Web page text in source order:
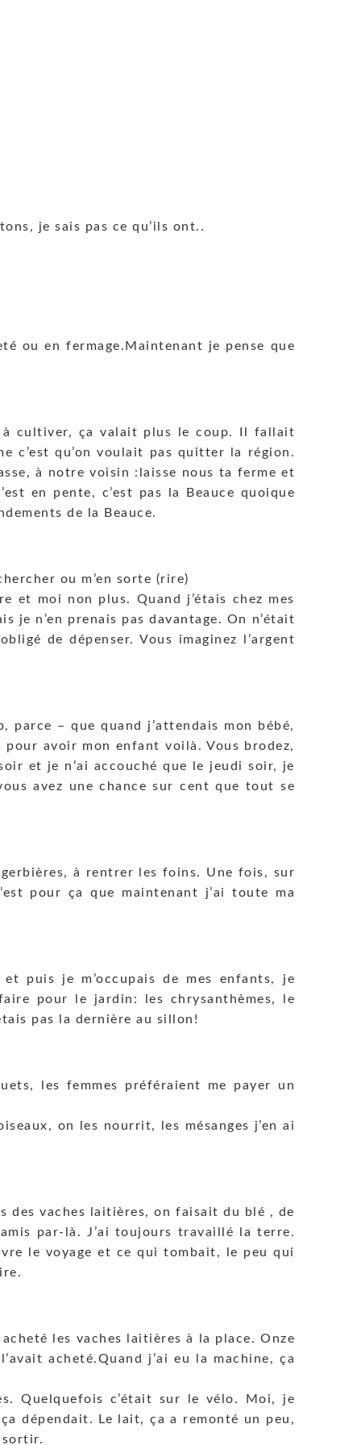
je sais pas ce qu’ils ont..
ou en fermage.Maintenant je pense que
à cultiver, ça valait plus le coup. Il fallait
qu’on voulait pas quitter la région.
à notre voisin :laisse nous ta ferme et
en pente, c’est pas la Beauce quoique
de la Beauce.
ou m’en sorte (rire)
et moi non plus. Quand j’étais chez mes
je n’en prenais pas davantage. On n’était
de dépenser. Vous imaginez l’argent
parce – que quand j’attendais mon bébé,
avoir mon enfant voilà. Vous brodez,
et je n’ai accouché que le jeudi soir, je
avez une chance sur cent que tout se
à rentrer les foins. Une fois, sur
pour ça que maintenant j’ai toute ma
puis je m’occupais de mes enfants, je
pour le jardin: les chrysanthèmes, le
pas la dernière au sillon!
les femmes préféraient me payer un
on les nourrit, les mésanges j’en ai
des vaches laitières, on faisait du blé , de
amis par-là. J’ai toujours travaillé la terre.
le voyage et ce qui tombait, le peu qui
les vaches laitières à la place. Onze
acheté.Quand j’ai eu la machine, ça
Quelquefois c’était sur le vélo. Moi, je
dépendait. Le lait, ça a remonté un peu,
sortir.